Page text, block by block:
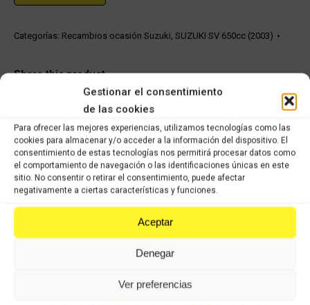
Gestionar el consentimiento
de las cookies
Para ofrecer las mejores experiencias, utilizamos tecnologías como las
cookies para almacenar y/o acceder a la información del dispositivo. El
consentimiento de estas tecnologías nos permitirá procesar datos como
el comportamiento de navegación o las identificaciones únicas en este
sitio. No consentir o retirar el consentimiento, puede afectar
negativamente a ciertas características y funciones.
Aceptar
Denegar
Ver preferencias
Categorías: Recambios ocasión Suzuki SUZUKI SV 650cc (2003)
Share this product
on
X
Share
on
Facebook
Share
on
Pinterest
Share
on
LinkedIn
Productos relacionados
caja de aire SUZUKI GLADIUS 2011
36,18€ IVA incluido 25,33€ IVA incluido